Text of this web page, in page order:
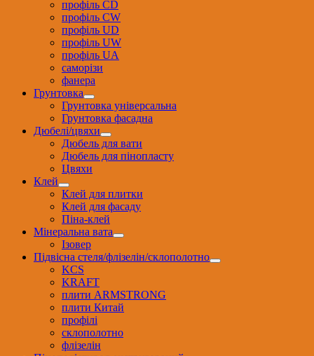
профіль CD
профіль CW
профіль UD
профіль UW
профіль UА
саморізи
фанера
Грунтовка
Грунтовка універсальна
Грунтовка фасадна
Дюбелі/цвяхи
Дюбель для вати
Дюбель для пінопласту
Цвяхи
Клей
Клей для плитки
Клей для фасаду
Піна-клей
Мінеральна вата
Ізовер
Підвісна стеля/флізелін/склополотно
KCS
KRAFT
плити ARMSTRONG
плити Китай
профілі
склополотно
флізелін